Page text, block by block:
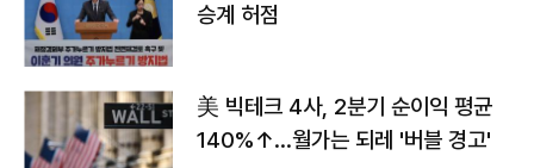
승계 허점
美 빅테크 4사, 2분기 순이익 평균
140%↑…월가는 되레 '버블 경고'